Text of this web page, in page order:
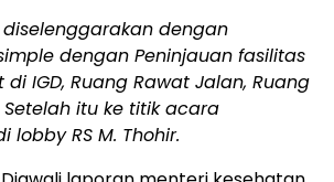
dengan
dengan Peninjauan fasilitas
di IGD, Ruang Rawat Jalan, Ruang
itu ke titik acara
lobby RS M. Thohir.